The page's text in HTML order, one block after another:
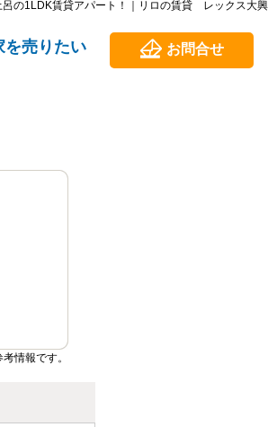
呂の1LDK賃貸アパート！｜リロの賃貸 レックス大興
を売りたい お問合せ
情報です。